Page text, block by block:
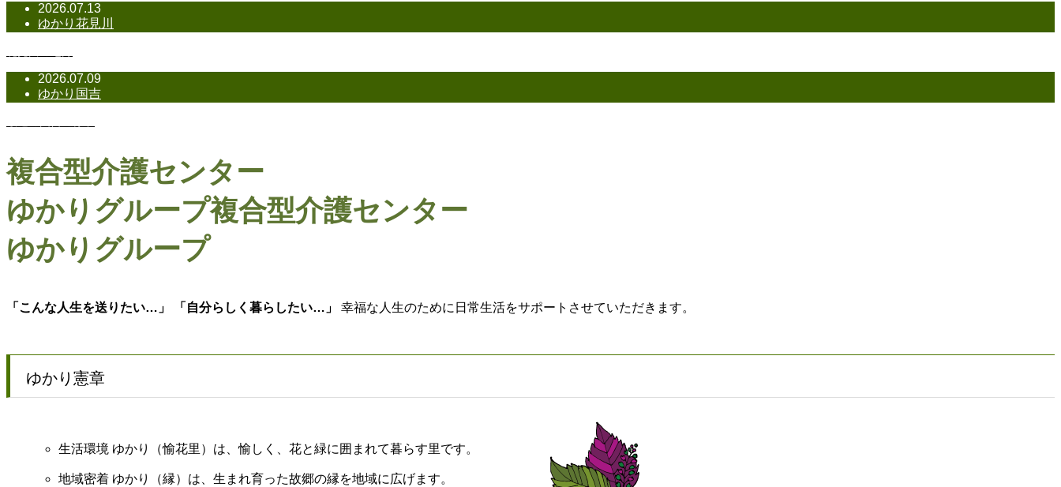
2026.07.13
ゆかり花見川
2026.07.09
ゆかり国吉
複合型介護センター
ゆかりグループ複合型介護センター
ゆかりグループ
「こんな人生を送りたい…」 「自分らしく暮らしたい…」 幸福な人生のために日常生活をサポートさせていただきます。
ゆかり憲章
生活環境 ゆかり（愉花里）は、愉しく、花と緑に囲まれて暮らす里です。
地域密着 ゆかり（縁）は、生まれ育った故郷の縁を地域に広げます。